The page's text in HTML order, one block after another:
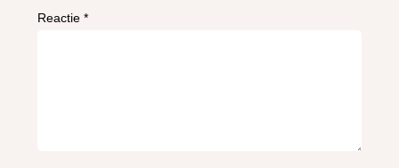
Reactie*